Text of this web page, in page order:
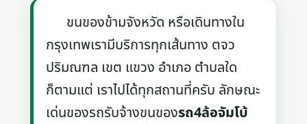
ขนของข้ามจังหวัด หรือเดินทางใน
กรุงเทพเรามีบริการทุกเส้นทาง ตจว
ปริมณฑล เขต แขวง อำเภอ ตำบลใด
ก็ตามแต่ เราไปได้ทุกสถานที่ครับ ลักษณะ
เด่นของรถรับจ้างขนของรถ4ล้อจัมโบ้